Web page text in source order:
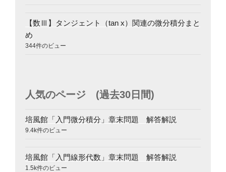
【数Ⅲ】タンジェント（tan x）関連の微分積分まと
め
344件のビュー
人気のページ (過去30日間)
培風館「入門微分積分」章末問題 解答解説
9.4k件のビュー
培風館「入門線形代数」章末問題 解答解説
1.5k件のビュー